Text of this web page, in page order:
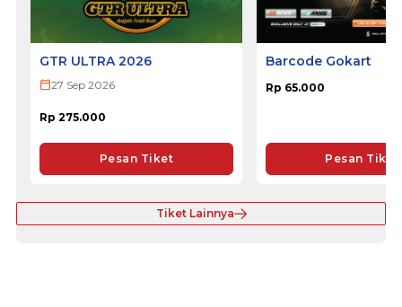
GTR ULTRA 2026
27 Sep 2026
Rp 275.000
Pesan Tiket
Barcode Gokart
Rp 65.000
Pesan Tiket
Tiket Lainnya